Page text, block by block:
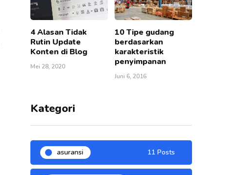
4 Alasan Tidak
Rutin Update
Konten di Blog
Mei 28, 2020
10 Tipe gudang
berdasarkan
karakteristik
penyimpanan
Juni 6, 2016
Kategori
asuransi 11 Posts